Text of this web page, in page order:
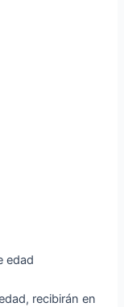
edad
recibirán en